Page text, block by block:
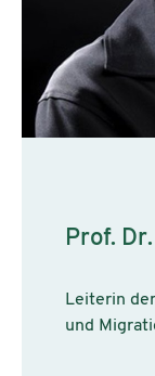
Prof.
Leiterin
und